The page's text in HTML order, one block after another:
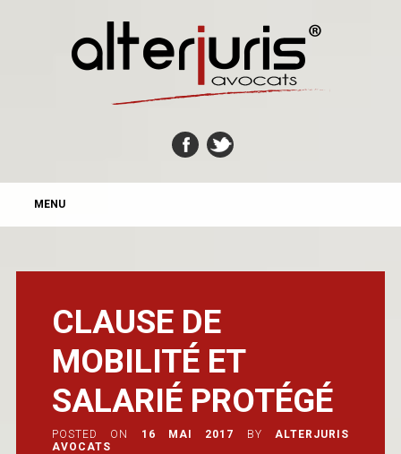
MAIN MENU
MENU
CLAUSE DE
MOBILITÉ ET
SALARIÉ PROTÉGÉ
POSTED ON 16 MAI 2017 BY
ALTERJURIS
AVOCATS